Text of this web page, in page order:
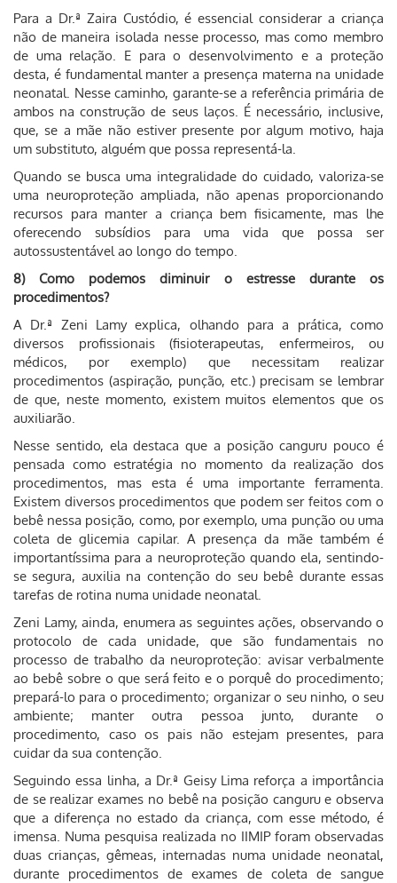
Para a Dr.ª Zaira Custódio, é essencial considerar a criança
não de maneira isolada nesse processo, mas como membro
de uma relação. E para o desenvolvimento e a proteção
desta, é fundamental manter a presença materna na unidade
neonatal. Nesse caminho, garante-se a referência primária de
ambos na construção de seus laços. É necessário, inclusive,
que, se a mãe não estiver presente por algum motivo, haja
um substituto, alguém que possa representá-la.
Quando se busca uma integralidade do cuidado, valoriza-se
uma neuroproteção ampliada, não apenas proporcionando
recursos para manter a criança bem fisicamente, mas lhe
oferecendo subsídios para uma vida que possa ser
autossustentável ao longo do tempo.
8) Como podemos diminuir o estresse durante os
procedimentos?
A Dr.ª Zeni Lamy explica, olhando para a prática, como
diversos profissionais (fisioterapeutas, enfermeiros, ou
médicos, por exemplo) que necessitam realizar
procedimentos (aspiração, punção, etc.) precisam se lembrar
de que, neste momento, existem muitos elementos que os
auxiliarão.
Nesse sentido, ela destaca que a posição canguru pouco é
pensada como estratégia no momento da realização dos
procedimentos, mas esta é uma importante ferramenta.
Existem diversos procedimentos que podem ser feitos com o
bebê nessa posição, como, por exemplo, uma punção ou uma
coleta de glicemia capilar. A presença da mãe também é
importantíssima para a neuroproteção quando ela, sentindo-
se segura, auxilia na contenção do seu bebê durante essas
tarefas de rotina numa unidade neonatal.
Zeni Lamy, ainda, enumera as seguintes ações, observando o
protocolo de cada unidade, que são fundamentais no
processo de trabalho da neuroproteção: avisar verbalmente
ao bebê sobre o que será feito e o porquê do procedimento;
prepará-lo para o procedimento; organizar o seu ninho, o seu
ambiente; manter outra pessoa junto, durante o
procedimento, caso os pais não estejam presentes, para
cuidar da sua contenção.
Seguindo essa linha, a Dr.ª Geisy Lima reforça a importância
de se realizar exames no bebê na posição canguru e observa
que a diferença no estado da criança, com esse método, é
imensa. Numa pesquisa realizada no IIMIP foram observadas
duas crianças, gêmeas, internadas numa unidade neonatal,
durante procedimentos de exames de coleta de sangue